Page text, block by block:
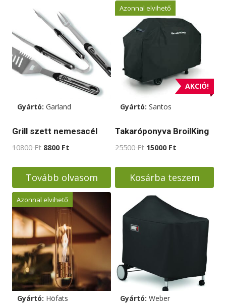
Gyártó: Garland
Grill szett nemesacél
10800Ft Original
was:
10800 Ft.
8800 Ft
is:
8800 Ft.
Tovább olvasom
AKCIÓ!
Azonnal elvihető
Gyártó: Santos
Takaróponyva BroilKing
25500Ft Original
was:
25500 Ft.
15000 Ft
is:
15000 Ft.
Kosárba teszem
Azonnal elvihető
Gyártó: Höfats Gyártó: Weber